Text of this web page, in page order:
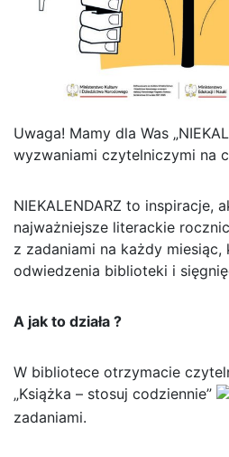
Uwaga! Mamy dla Was
wyzwaniami czytelniczymi na
NIEKALENDARZ to inspiracje,
najważniejsze literackie
z zadaniami na każdy
odwiedzenia biblioteki i
A jak to działa ?
W bibliotece otrzymacie
„Książka – stosuj codziennie”
zadaniami.